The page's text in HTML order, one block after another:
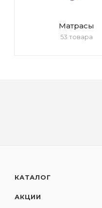
Матрасы
53 товара
КАТАЛОГ
АКЦИИ